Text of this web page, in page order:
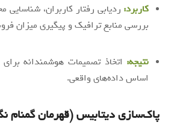
کاربرد: ردیابی رفتار کاربران،
بررسی منابع ترافیک و پیگیری میزان
نتیجه: اتخاذ تصمیمات هوشمندانه
اساس داده‌های واقعی.
پاک‌سازی دیتابیس (قهرمان گمنام